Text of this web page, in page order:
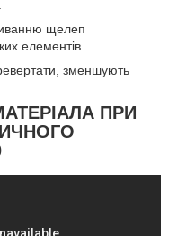
щелеп
елементів.
зменшують
ПРИ